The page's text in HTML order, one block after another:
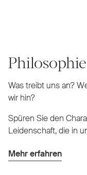
Philosophie
Was treibt uns an?
wir hin?
Spüren Sie den
Leidenschaft, die in
Mehr erfahren